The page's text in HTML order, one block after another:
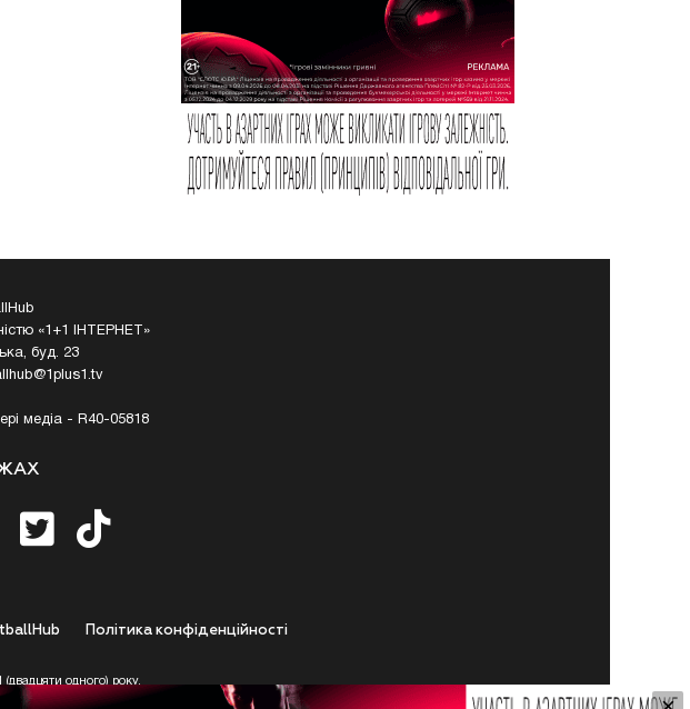
«1+1 ІНТЕРНЕТ»
буд. 23
медіа - R40-05818
Полiтика конфiденцiйностi
одного) року.
підтверджує, що досяг 21-річного віку.